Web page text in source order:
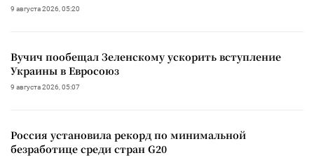
9 августа 2026, 05:20
Вучич пообещал Зеленскому ускорить вступление
Украины в Евросоюз
9 августа 2026, 05:07
Россия установила рекорд по минимальной
безработице среди стран G20